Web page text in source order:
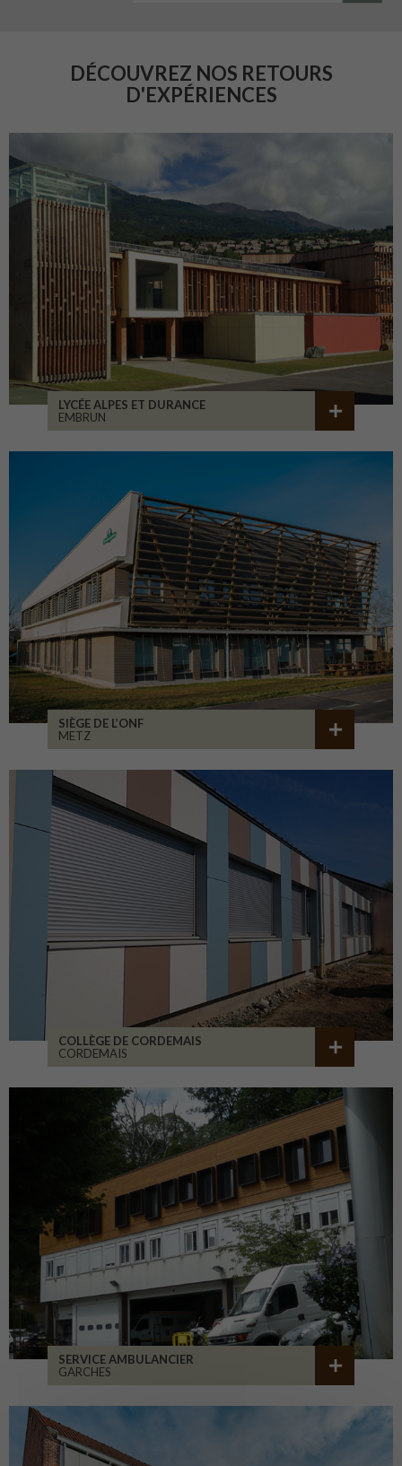
DÉCOUVREZ NOS RETOURS
D'EXPÉRIENCES
LYCÉE ALPES ET DURANCE
EMBRUN
SIÈGE DE L’ONF
METZ
COLLÈGE DE CORDEMAIS
CORDEMAIS
SERVICE AMBULANCIER
GARCHES